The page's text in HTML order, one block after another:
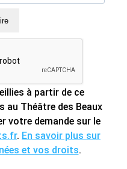
à partir de ce
Théâtre des Beaux
votre demande sur le
. En savoir plus sur
et vos droits.